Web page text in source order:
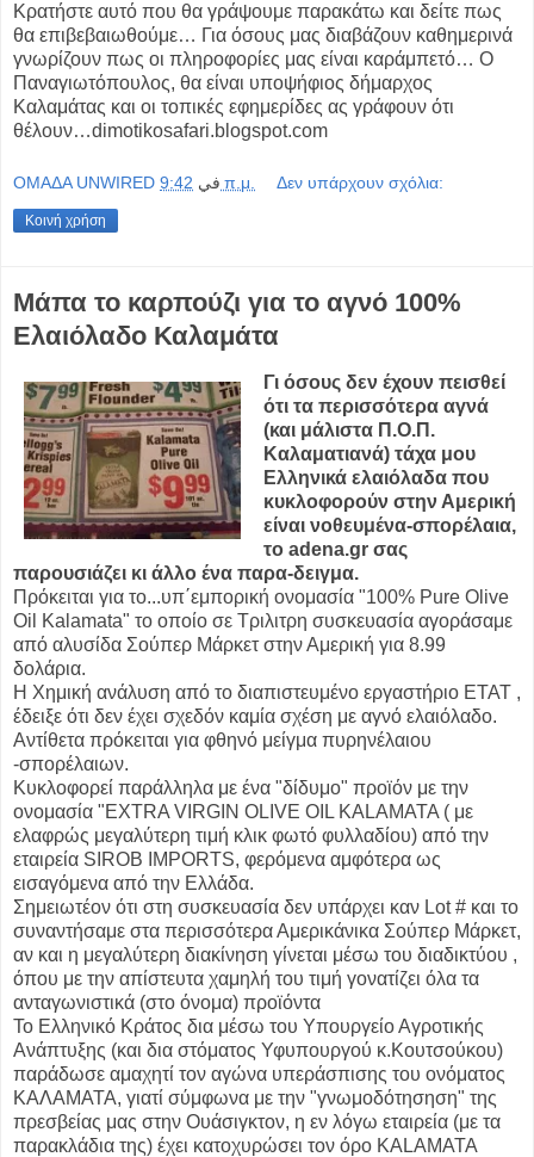
Κρατήστε αυτό που θα γράψουμε παρακάτω και δείτε πως
θα επιβεβαιωθούμε… Για όσους μας διαβάζουν καθημερινά
γνωρίζουν πως οι πληροφορίες μας είναι καράμπετό… Ο
Παναγιωτόπουλος, θα είναι υποψήφιος δήμαρχος
Καλαμάτας και οι τοπικές εφημερίδες ας γράφουν ότι
θέλουν…dimotikosafari.blogspot.com
OMAΔΑ UNWIRED في 9:42 π.μ. Δεν υπάρχουν σχόλια:
Κοινή χρήση
Μάπα το καρπούζι για το αγνό 100%
Ελαιόλαδο Καλαμάτα
Γι όσους δεν έχουν πεισθεί
ότι τα περισσότερα αγνά
(και μάλιστα Π.Ο.Π.
Καλαματιανά) τάχα μου
Ελληνικά ελαιόλαδα που
κυκλοφορούν στην Αμερική
είναι νοθευμένα-σπορέλαια,
το adena.gr σας
παρουσιάζει κι άλλο ένα παρα-δειγμα.
Πρόκειται για το...υπ΄εμπορική ονομασία "100% Pure Olive
Oil Kalamata" το οποίο σε Τριλιτρη συσκευασία αγοράσαμε
από αλυσίδα Σούπερ Μάρκετ στην Αμερική για 8.99
δολάρια.
Η Χημική ανάλυση από το διαπιστευμένο εργαστήριο ΕΤΑΤ ,
έδειξε ότι δεν έχει σχεδόν καμία σχέση με αγνό ελαιόλαδο.
Αντίθετα πρόκειται για φθηνό μείγμα πυρηνέλαιου
-σπορέλαιων.
Κυκλοφορεί παράλληλα με ένα "δίδυμο" προϊόν με την
ονομασία "EXTRA VIRGIN OLIVE OIL KALAMATA ( με
ελαφρώς μεγαλύτερη τιμή κλικ φωτό φυλλαδίου) από την
εταιρεία SIROB IMPORTS, φερόμενα αμφότερα ως
εισαγόμενα από την Ελλάδα.
Σημειωτέον ότι στη συσκευασία δεν υπάρχει καν Lot # και το
συναντήσαμε στα περισσότερα Αμερικάνικα Σούπερ Μάρκετ,
αν και η μεγαλύτερη διακίνηση γίνεται μέσω του διαδικτύου ,
όπου με την απίστευτα χαμηλή του τιμή γονατίζει όλα τα
ανταγωνιστικά (στο όνομα) προϊόντα
Το Ελληνικό Κράτος δια μέσω του Υπουργείο Αγροτικής
Ανάπτυξης (και δια στόματος Υφυπουργού κ.Κουτσούκου)
παράδωσε αμαχητί τον αγώνα υπεράσπισης του ονόματος
ΚΑΛΑΜΑΤΑ, γιατί σύμφωνα με την "γνωμοδότησηση" της
πρεσβείας μας στην Ουάσιγκτον, η εν λόγω εταιρεία (με τα
παρακλάδια της) έχει κατοχυρώσει τον όρο KALAMATA